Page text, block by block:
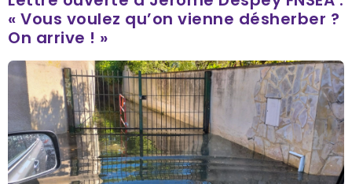
« Vous voulez qu’on vienne désherber ?
On arrive ! »